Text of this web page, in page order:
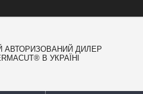
АВТОРИЗОВАНИЙ ДИЛЕР
В УКРАЇНІ